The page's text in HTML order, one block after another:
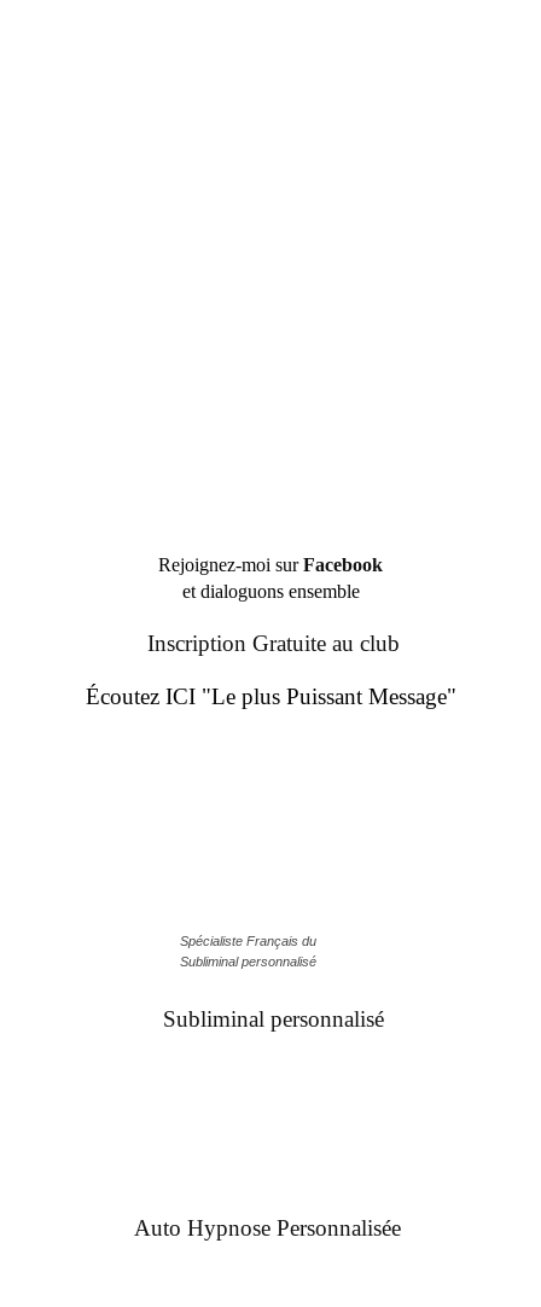
Rejoignez-moi surFacebook
et dialoguons ensemble
Inscription Gratuite au club
Écoutez ICI "Le plus Puissant Message"
Spécialiste Français du
Subliminal personnalisé
Subliminal personnalisé
Auto Hypnose Personnalisée